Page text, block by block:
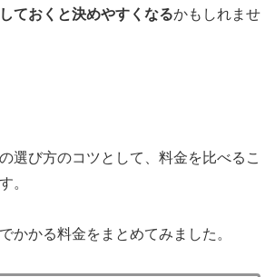
ておくと決めやすくなるかもしれませ
選び方のコツとして、料金を比べるこ
。
かかる料金をまとめてみました。